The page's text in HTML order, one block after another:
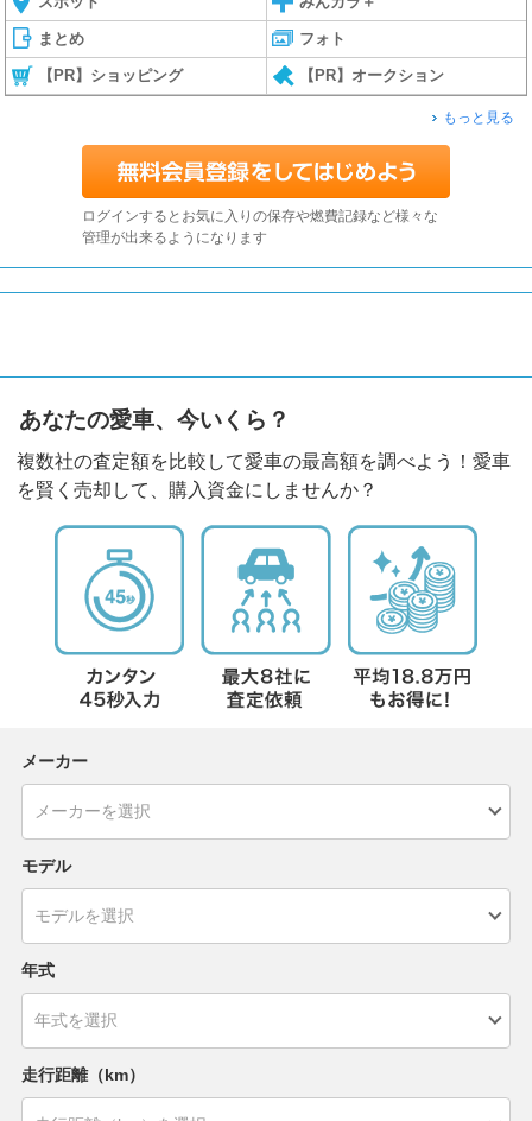
まとめ フォト
【PR】ショッピング 【PR】オークション
もっと見る
ログインするとお気に入りの保存や燃費記録など様々な
管理が出来るようになります
あなたの愛車、今いくら？
複数社の査定額を比較して愛車の最高額を調べよう！愛車
を賢く売却して、購入資金にしませんか？
メーカー
モデル
年式
走行距離（km）